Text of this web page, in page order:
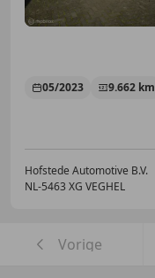
05/2023 9.662 km
Hofstede Automotive B.V.
NL-5463 XG VEGHEL
Vorige